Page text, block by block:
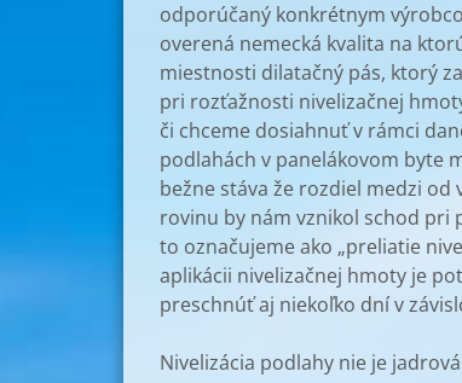
odporúčaný konkrétnym
overená nemecká kvalita na
miestnosti dilatačný pás, ktorý
pri rozťažnosti nivelizačnej
či chceme dosiahnuť v rámci
podlahách v panelákovom byte
bežne stáva že rozdiel medzi
rovinu by nám vznikol schod
to označujeme ako „preliatie
aplikácii nivelizačnej hmoty je
preschnúť aj niekoľko dní v
Nivelizácia podlahy nie je